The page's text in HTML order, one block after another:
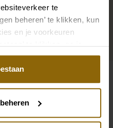
te
beheren’ te klikken, kun
en je voorkeuren
te klikken, ga je
cookies.
perfekte Ergänzung zu